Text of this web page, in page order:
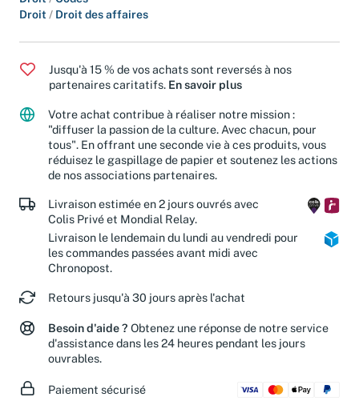
Droit / Droit des affaires
Jusqu'à 15 % de vos achats sont reversés à nos
partenaires caritatifs. En savoir plus
Votre achat contribue à réaliser notre mission :
"diffuser la passion de la culture. Avec chacun, pour
tous". En offrant une seconde vie à ces produits, vous
réduisez le gaspillage de papier et soutenez les actions
de nos associations partenaires.
Livraison estimée en 2 jours ouvrés avec
Colis Privé et Mondial Relay.
Livraison le lendemain du lundi au vendredi pour
les commandes passées avant midi avec
Chronopost.
Retours jusqu'à 30 jours après l'achat
Besoin d'aide ? Obtenez une réponse de notre service
d'assistance dans les 24 heures pendant les jours
ouvrables.
Paiement sécurisé